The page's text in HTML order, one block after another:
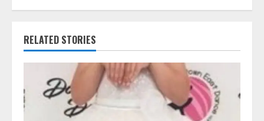
e
R
e
a
d
RELATED STORIES